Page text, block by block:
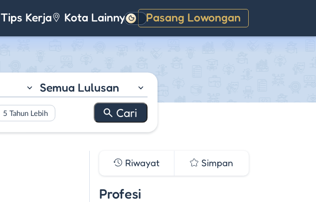
Tips Kerja Kota Lainnya Pasang Lowongan
Gelap
Semua Lulusan
5 Tahun Lebih
Riwayat Simpan
Profesi